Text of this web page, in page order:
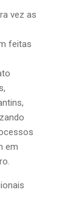
vez as
feitas
em